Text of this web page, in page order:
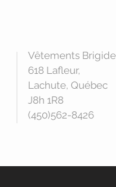
Vêtements Brigide
618 Lafleur,
Lachute, Québec
J8h 1R8
(450)562-8426